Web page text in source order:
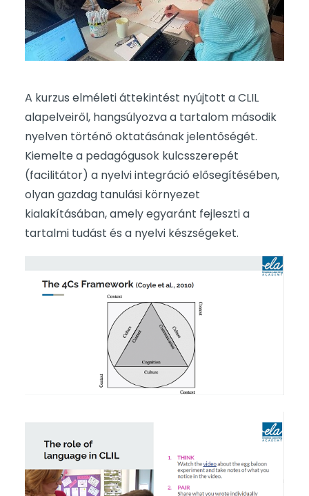
A kurzus elméleti áttekintést nyújtott a CLIL
alapelveiről, hangsúlyozva a tartalom második
nyelven történő oktatásának jelentőségét.
Kiemelte a pedagógusok kulcsszerepét
(facilitátor) a nyelvi integráció elősegítésében,
olyan gazdag tanulási környezet
kialakításában, amely egyaránt fejleszti a
tartalmi tudást és a nyelvi készségeket.